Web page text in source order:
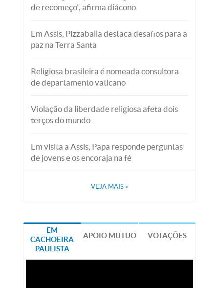
de recomeço”, afirma diácono
Em Assis, Pizzaballa destaca desafios para a
paz na Terra Santa
Religiosa brasileira é nomeada consultora
de departamento vaticano
Violação da liberdade religiosa afeta dois
terços do mundo
Em visita a Assis, Papa responde perguntas
de jovens e os encoraja na fé
VEJA MAIS »
EM
CACHOEIRA
PAULISTA
APOIO MÚTUO VOTAÇÕES